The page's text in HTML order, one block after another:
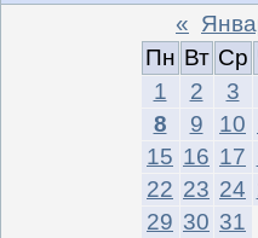
«
Пн Вт Ср
1
2 3
8
9 10
15 16 17
22 23 24
29 30 31